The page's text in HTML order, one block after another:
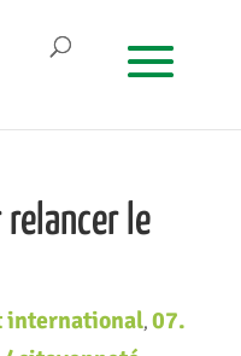
le
international, 07.